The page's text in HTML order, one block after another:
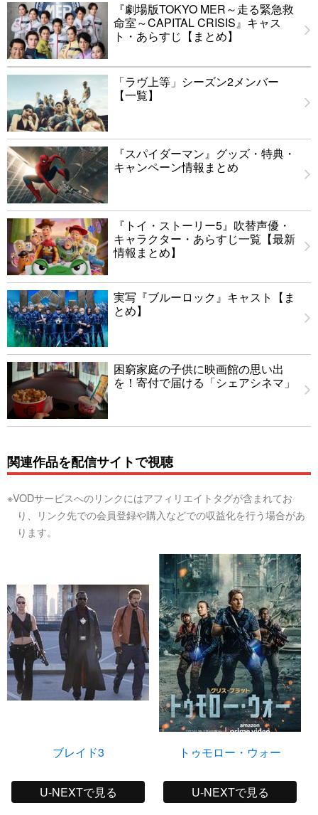
『劇場版TOKYO MER～走る緊急救
命室～CAPITAL CRISIS』キャス
ト・あらすじ【まとめ】
「ラヴ上等」シーズン2メンバー
【一覧】
『スパイダーマン』グッズ・特典・
キャンペーン情報まとめ
『トイ・ストーリー5』吹替声優・
キャラクター・あらすじ一覧【最新
情報まとめ】
実写『ブルーロック』キャスト【ま
とめ】
困窮家庭の子供に映画館の思い出
を！寄付で届ける「シェアシネマ」
関連作品を配信サイトで視聴
※VODサービスへのリンクにはアフィリエイトタグが含まれてお
り、リンク先での会員登録や購入などでの収益化を行う場合があ
ります。
ブレイド3
U-NEXTで見る
トゥモロー・ウォー
U-NEXTで見る